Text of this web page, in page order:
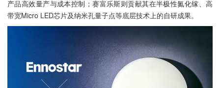
产品高效量产与成本控制；赛富乐斯则贡献其在半极性氮化镓、高
带宽Micro LED芯片及纳米孔量子点等底层技术上的自研成果。